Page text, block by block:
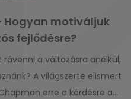
Hogyan motiváljuk
fejlődésre?
a változásra anélkül,
A világszerte elismert
erre a kérdésre ad